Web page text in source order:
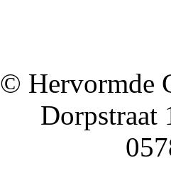
© Hervormde
Dorpstraat